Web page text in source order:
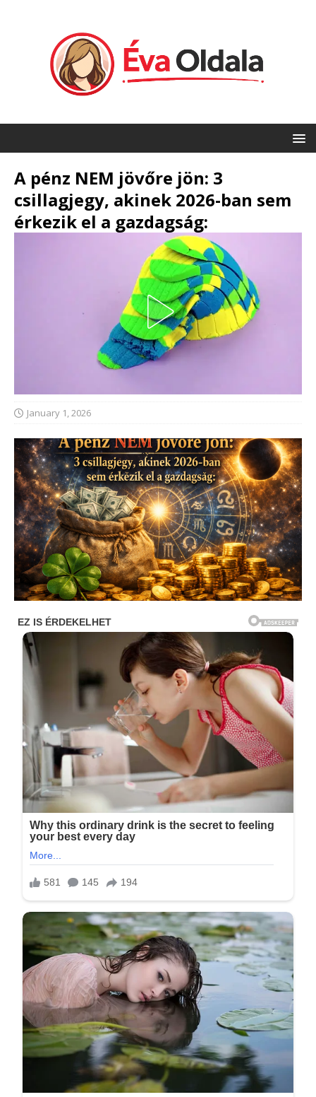
A pénz NEM jövőre jön: 3
csillagjegy, akinek 2026-ban sem
érkezik el a gazdagság:
January 1, 2026